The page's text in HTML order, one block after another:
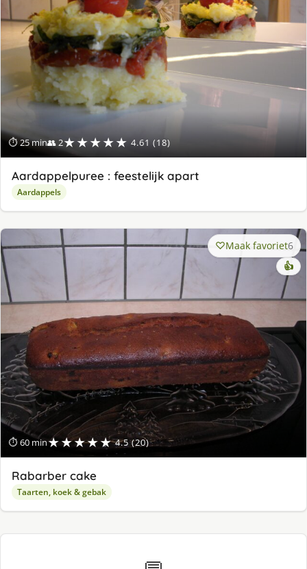
⏱ 25 min👥 2★★★★★ 4.61 (18)
Aardappelpuree : feestelijk apart
Aardappels
⏱ 60 min★★★★★ 4.5 (20)
Maak favoriet6
👍
Rabarber cake
Taarten, koek & gebak